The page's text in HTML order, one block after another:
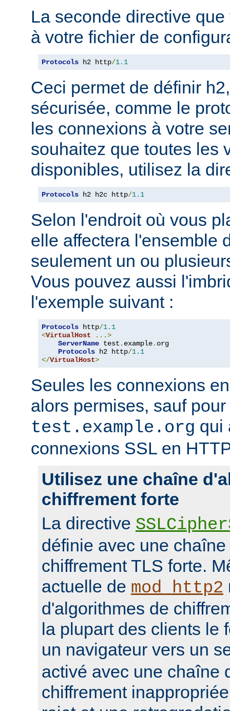
La seconde directive
à votre fichier de
Protocols h2 http/1.1
Ceci permet de définir
sécurisée, comme le
les connexions à votre
souhaitez que toutes les
disponibles, utilisez la
Protocols h2 h2c http/1.1
Selon l'endroit où vous
elle affectera l'ensemble
seulement un ou
Vous pouvez aussi
l'exemple suivant :
Protocols http/1.1
<VirtualHost
...>
ServerName test . example. org
Protocols h2 http/1.1
</VirtualHost>
Seules les connexions
alors permises, sauf
test.example.org qui
connexions SSL en
Utilisez une chaîne
chiffrement forte
La directive
définie avec une
chiffrement TLS forte.
actuelle de mod_http2
d'algorithmes de
la plupart des clients le
un navigateur vers un
activé avec une chaîne
chiffrement